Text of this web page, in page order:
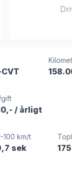
/ årligt
100 km/t
sek